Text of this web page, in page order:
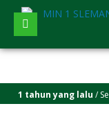
tahun yang lalu/